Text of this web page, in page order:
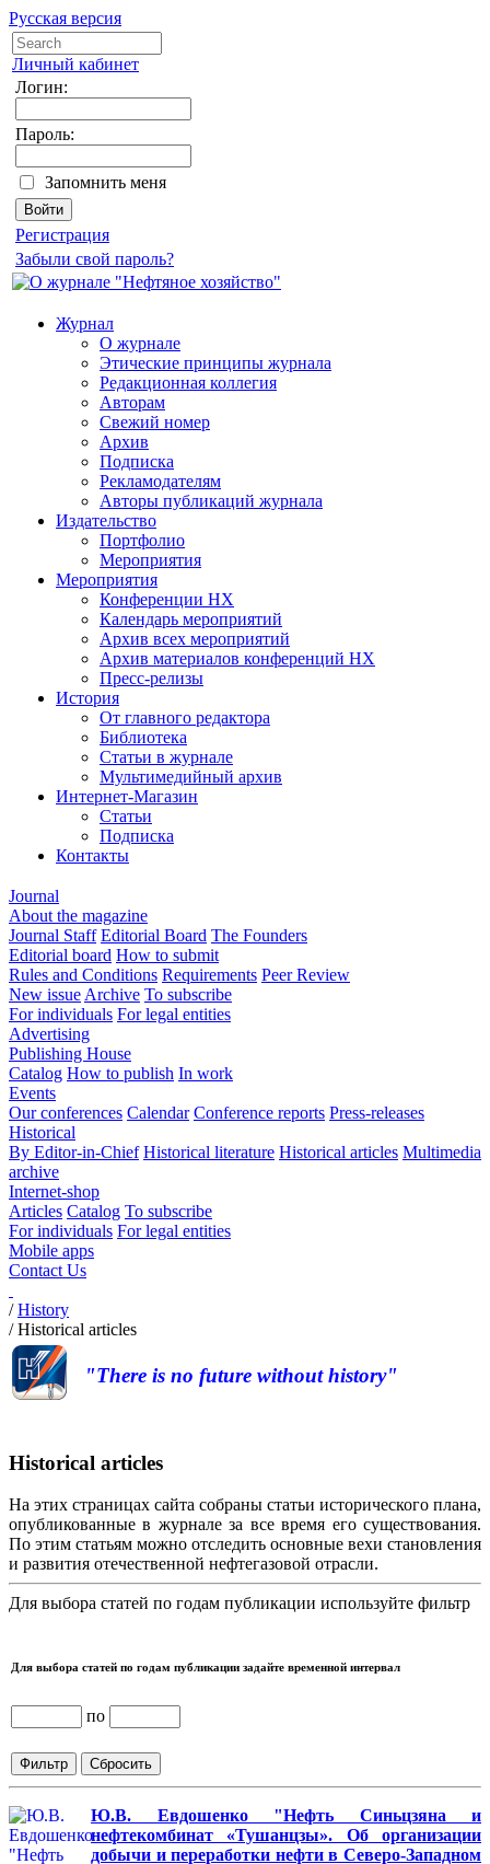
Русская версия
Личный кабинет
Логин:
Пароль:
Запомнить меня
Регистрация
Забыли свой пароль?
Журнал
О журнале
Этические принципы журнала
Редакционная коллегия
Авторам
Свежий номер
Архив
Подписка
Рекламодателям
Авторы публикаций журнала
Издательство
Портфолио
Мероприятия
Мероприятия
Конференции НХ
Календарь мероприятий
Архив всех мероприятий
Архив материалов конференций НХ
Пресс-релизы
История
От главного редактора
Библиотека
Статьи в журнале
Мультимедийный архив
Интернет-Магазин
Статьи
Подписка
Контакты
Journal
About the magazine
Journal Staff Editorial Board The Founders
Editorial board How to submit
Rules and Conditions Requirements Peer Review
New issue Archive To subscribe
For individuals For legal entities
Advertising
Publishing House
Catalog How to publish In work
Events
Our conferences Calendar Conference reports Press-releases
Historical
By Editor-in-Chief Historical literature Historical articles Multimedia
archive
Internet-shop
Articles Catalog To subscribe
For individuals For legal entities
Mobile apps
Contact Us
/History
/Historical articles
"There is no future without history"
Historical articles
На этих страницах сайта собраны статьи исторического плана,
опубликованные в журнале за все время его существования.
По этим статьям можно отследить основные вехи становления
и развития отечественной нефтегазовой отрасли.
Для выбора статей по годам публикации используйте фильтр
Для выбора статей по годам публикации задайте временной интервал
по
Ю.В. Евдошенко "Нефть Синьцзяна и
нефтекомбинат «Тушанцзы». Об организации
добычи и переработки нефти в Северо-Западном